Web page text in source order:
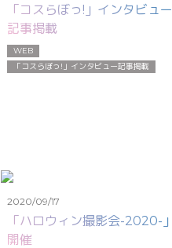
「コスらぼっ!」インタビュー
記事掲載
WEB
「コスらぼっ!」インタビュー記事掲載
2020/09/17
「ハロウィン撮影会-2020-」
開催